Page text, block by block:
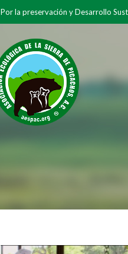
Por la preservación y Desarrollo